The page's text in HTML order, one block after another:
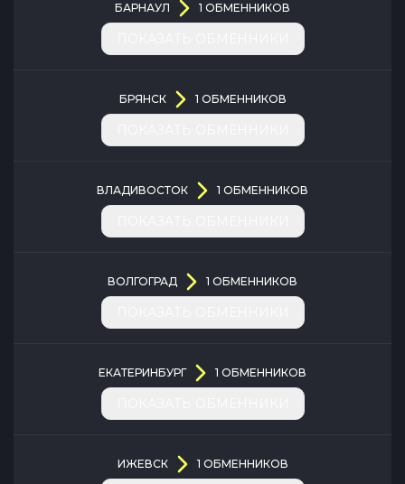
БАРНАУЛ 1 ОБМЕННИКОВ
БРЯНСК 1 ОБМЕННИКОВ
ВЛАДИВОСТОК 1 ОБМЕННИКОВ
ВОЛГОГРАД 1 ОБМЕННИКОВ
ЕКАТЕРИНБУРГ 1 ОБМЕННИКОВ
ИЖЕВСК 1 ОБМЕННИКОВ